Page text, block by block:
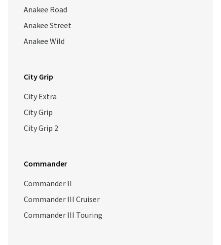
Anakee Road
Anakee Street
Anakee Wild
City Grip
City Extra
City Grip
City Grip 2
Commander
Commander II
Commander III Cruiser
Commander III Touring